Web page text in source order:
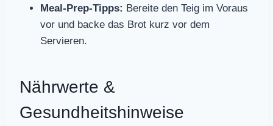
Meal-Prep-Tipps: Bereite den Teig im Voraus
vor und backe das Brot kurz vor dem
Servieren.
Nährwerte &
Gesundheitshinweise